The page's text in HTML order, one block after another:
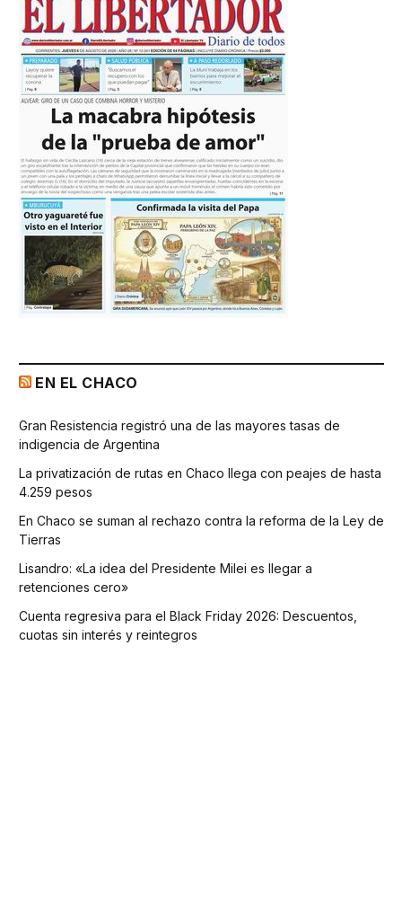
EN EL CHACO
Gran Resistencia registró una de las mayores tasas de
indigencia de Argentina
La privatización de rutas en Chaco llega con peajes de hasta
4.259 pesos
En Chaco se suman al rechazo contra la reforma de la Ley de
Tierras
Lisandro: «La idea del Presidente Milei es llegar a
retenciones cero»
Cuenta regresiva para el Black Friday 2026: Descuentos,
cuotas sin interés y reintegros